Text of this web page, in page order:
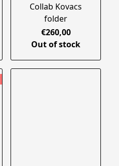
Collab Kovacs
folder
€260,00
Out of stock